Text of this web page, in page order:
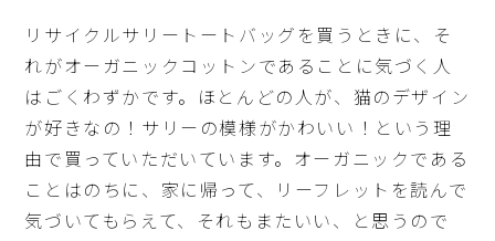
リサイクルサリートートバッグを買うときに、そ
れがオーガニックコットンであることに気づく人
はごくわずかです。ほとんどの人が、猫のデザイン
が好きなの！サリーの模様がかわいい！という理
由で買っていただいています。オーガニックである
ことはのちに、家に帰って、リーフレットを読んで
気づいてもらえて、それもまたいい、と思うので